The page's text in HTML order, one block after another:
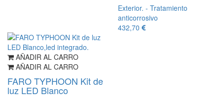
Exterior. - Tratamiento
anticorrosivo
432,70
AÑADIR AL CARRO
AÑADIR AL CARRO
FARO TYPHOON Kit de
luz LED Blanco